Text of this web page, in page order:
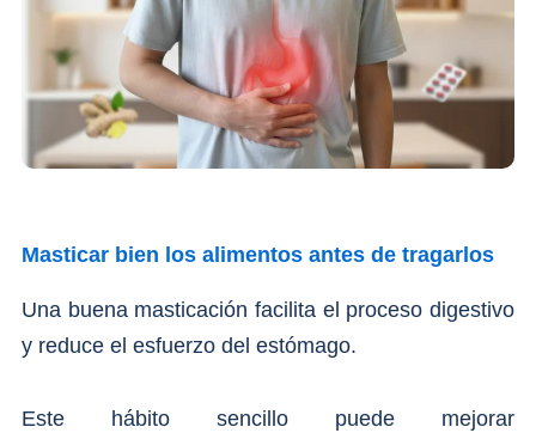
Masticar bien los alimentos antes de tragarlos
Una buena masticación facilita el proceso digestivo
y reduce el esfuerzo del estómago.
Este hábito sencillo puede mejorar